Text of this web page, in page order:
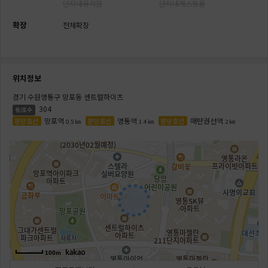
확장 전체확장
위치정보
경기 수원영통구 망포동 센트럴하이츠
동/호수 304
분당호선 망포역 0.5 ㎞ 분당호선 영통역 1.4 ㎞ 분당호선 매탄권선역 2 ㎞
100m